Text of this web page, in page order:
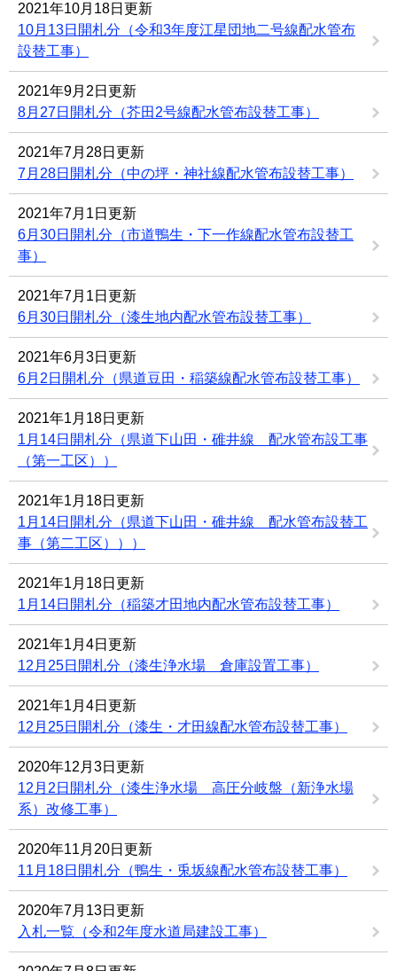
2021年10月18日更新
10月13日開札分（令和3年度江星団地二号線配水管布
設替工事）
2021年9月2日更新
8月27日開札分（芥田2号線配水管布設替工事）
2021年7月28日更新
7月28日開札分（中の坪・神社線配水管布設替工事）
2021年7月1日更新
6月30日開札分（市道鴨生・下一作線配水管布設替工
事）
2021年7月1日更新
6月30日開札分（漆生地内配水管布設替工事）
2021年6月3日更新
6月2日開札分（県道豆田・稲築線配水管布設替工事）
2021年1月18日更新
1月14日開札分（県道下山田・碓井線 配水管布設工事
（第一工区））
2021年1月18日更新
1月14日開札分（県道下山田・碓井線 配水管布設替工
事（第二工区）））
2021年1月18日更新
1月14日開札分（稲築才田地内配水管布設替工事）
2021年1月4日更新
12月25日開札分（漆生浄水場 倉庫設置工事）
2021年1月4日更新
12月25日開札分（漆生・才田線配水管布設替工事）
2020年12月3日更新
12月2日開札分（漆生浄水場 高圧分岐盤（新浄水場
系）改修工事）
2020年11月20日更新
11月18日開札分（鴨生・兎坂線配水管布設替工事）
2020年7月13日更新
入札一覧（令和2年度水道局建設工事）